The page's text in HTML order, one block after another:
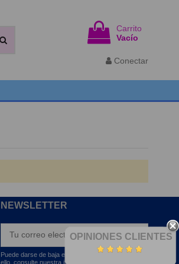
Carrito
Vacío
Conectar
OPINIONES CLIENTES
NEWSLETTER
Puede darse de baja en cualquier momento. Para
ello, consulte nuestra información de contacto en